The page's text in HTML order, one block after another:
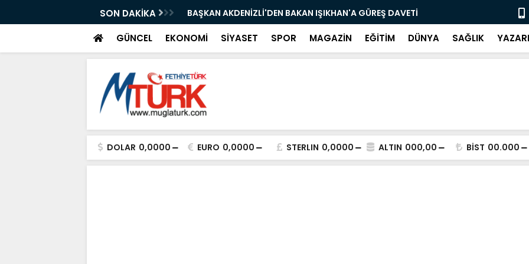
SON DAKİKA
İşgaline Sıkı Denetim” BAŞKAN AKDENİZLİ'DEN BAKAN IŞIKHAN'A GÜREŞ DAVETİ "Bir
GÜNCEL EKONOMİ SİYASET SPOR MAGAZİN EĞİTİM DÜNYA SAĞLIK
DOLAR 0,0000 EURO 0,0000 STERLIN 0,0000 ALTIN 000,00 BİST 00.000